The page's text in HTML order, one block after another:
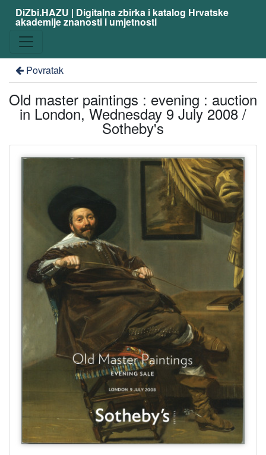
DiZbi.HAZU | Digitalna zbirka i katalog Hrvatske
akademije znanosti i umjetnosti
Povratak
Old master paintings : evening : auction
in London, Wednesday 9 July 2008 /
Sotheby's